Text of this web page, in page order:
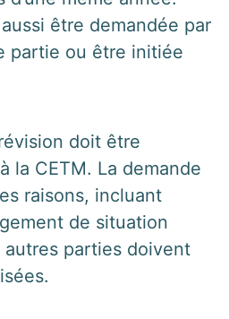
être demandée par
partie ou être initiée
doit être
à la CETM. La demande
raisons, incluant
de situation
autres parties doivent